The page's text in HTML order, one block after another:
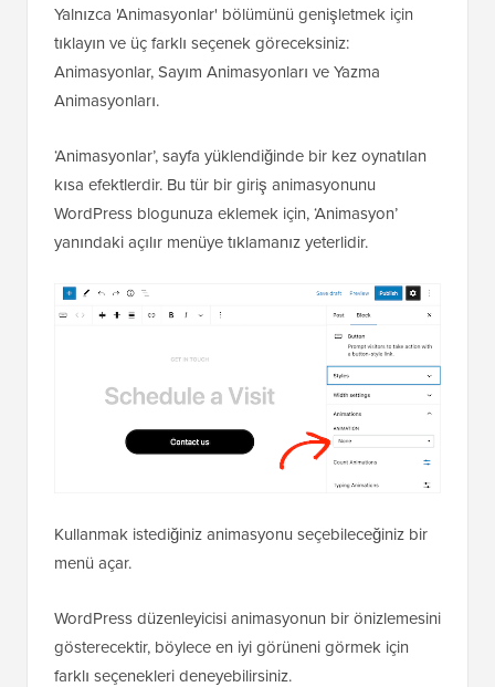
Yalnızca 'Animasyonlar' bölümünü genişletmek için
tıklayın ve üç farklı seçenek göreceksiniz:
Animasyonlar, Sayım Animasyonları ve Yazma
Animasyonları.
‘Animasyonlar’, sayfa yüklendiğinde bir kez oynatılan
kısa efektlerdir. Bu tür bir giriş animasyonunu
WordPress blogunuza eklemek için, ‘Animasyon’
yanındaki açılır menüye tıklamanız yeterlidir.
Kullanmak istediğiniz animasyonu seçebileceğiniz bir
menü açar.
WordPress düzenleyicisi animasyonun bir önizlemesini
gösterecektir, böylece en iyi görüneni görmek için
farklı seçenekleri deneyebilirsiniz.